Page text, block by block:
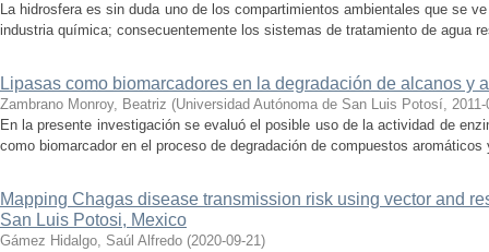
La hidrosfera es sin duda uno de los compartimientos ambientales que se
industria química; consecuentemente los sistemas de tratamiento de agua
Lipasas como biomarcadores en la degradación de alcanos y
Zambrano Monroy, Beatriz (Universidad Autónoma de San Luis Potosí, 2011-
En la presente investigación se evaluó el posible uso de la actividad de
como biomarcador en el proceso de degradación de compuestos
Mapping Chagas disease transmission risk using vector and
San Luis Potosi, Mexico
Gámez Hidalgo, Saúl Alfredo (2020-09-21)